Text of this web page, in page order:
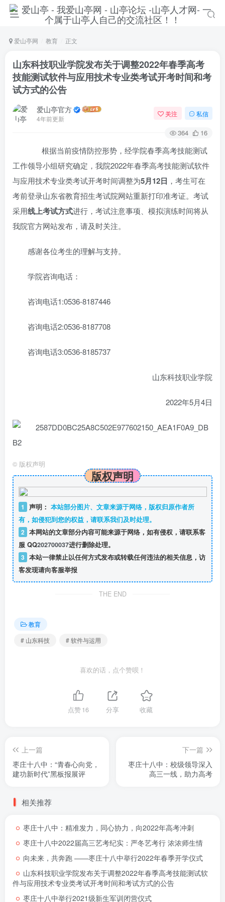
爱山亭网 教育 正文
山东科技职业学院发布关于调整2022年春季高考
技能测试软件与应用技术专业类考试开考时间和考
试方式的公告
爱山亭官方
4年前更新
关注 私信
364 16
根据当前疫情防控形势，经学院春季高考技能测试
工作领导小组研究确定，我院2022年春季高考技能测试软件
与应用技术专业类考试开考时间调整为5月12日 ，考生可在
考前登录山东省教育招生考试院网站重新打印准考证。考试
采用线上考试方式进行，考试注意事项、模拟演练时间将从
我院官方网站发布，请及时关注。
感谢各位考生的理解与支持。
学院咨询电话：
咨询电话1:0536-8187446
咨询电话2:0536-8187708
咨询电话3:0536-8185737
山东科技职业学院
2022年5月4日
© 版权声明
版权声明
1 声明： 本站部分图片、文章来源于网络，版权归原作者所
有，如侵犯到您的权益，请联系我们及时处理。
2 本网站的文章部分内容可能来源于网络，如有侵权，请联系客
服 QQ202700037进行删除处理。
3 本站一律禁止以任何方式发布或转载任何违法的相关信息，访
客发现请向客服举报
THE END
教育
# 山东科技
# 软件与运用
喜欢的话，点个赞呗！
点赞16 分享 收藏
上一篇
枣庄十八中：“青春心向党，
建功新时代”黑板报展评
下一篇
枣庄十八中：校级领导深入
高三一线，助力高考
相关推荐
枣庄十八中：精准发力，同心协力，向2022年高考冲刺
枣庄十八中2022届高三艺考纪实：严冬艺考行 浓浓师生情
向未来，共奔跑 ――枣庄十八中举行2022年春季开学仪式
山东科技职业学院发布关于调整2022年春季高考技能测试软
件与应用技术专业类考试开考时间和考试方式的公告
枣庄十八中举行2021级新生军训闭营仪式